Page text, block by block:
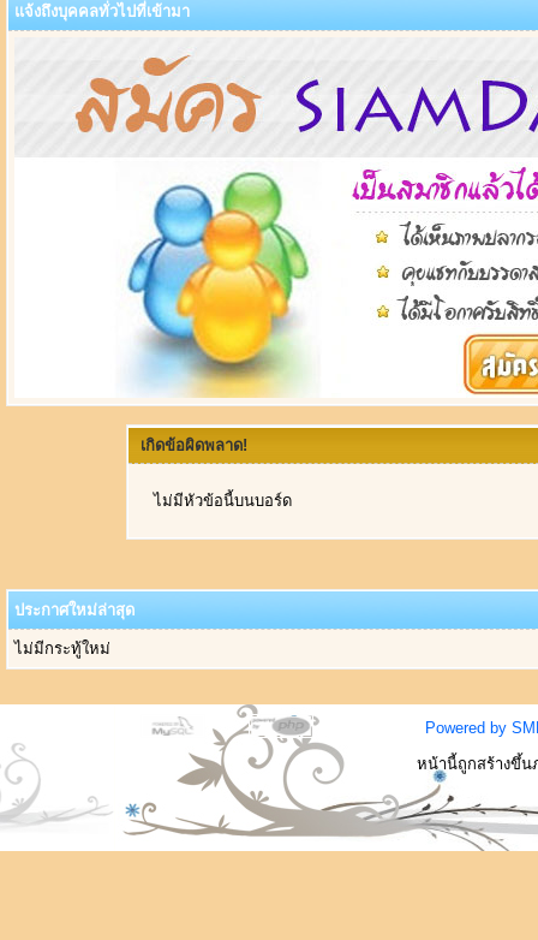
แจ้งถึงบุคคลทั่วไปที่เข้ามา
เกิดข้อผิดพลาด!
ไม่มีหัวข้อนี้บนบอร์ด
ประกาศใหม่ล่าสุด
ไม่มีกระทู้ใหม่
Powered by
หน้านี้ถูกสร้างขึ้น